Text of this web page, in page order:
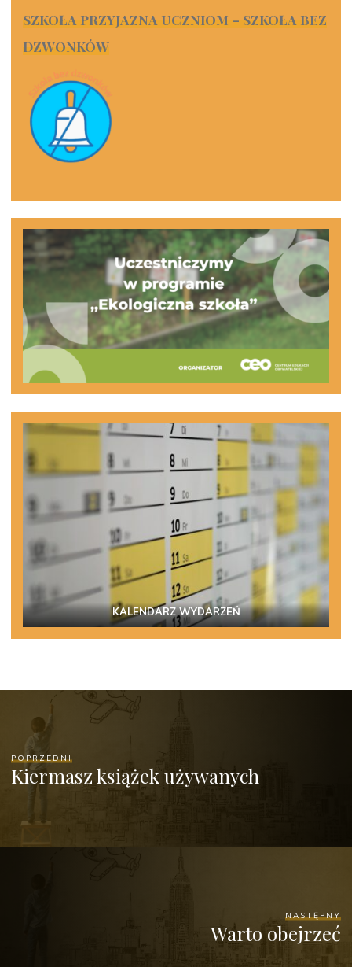
SZKOŁA PRZYJAZNA UCZNIOM – SZKOŁA BEZ
DZWONKÓW
KALENDARZ WYDARZEŃ
POPRZEDNI
Kiermasz książek używanych
NASTĘPNY
Warto obejrzeć